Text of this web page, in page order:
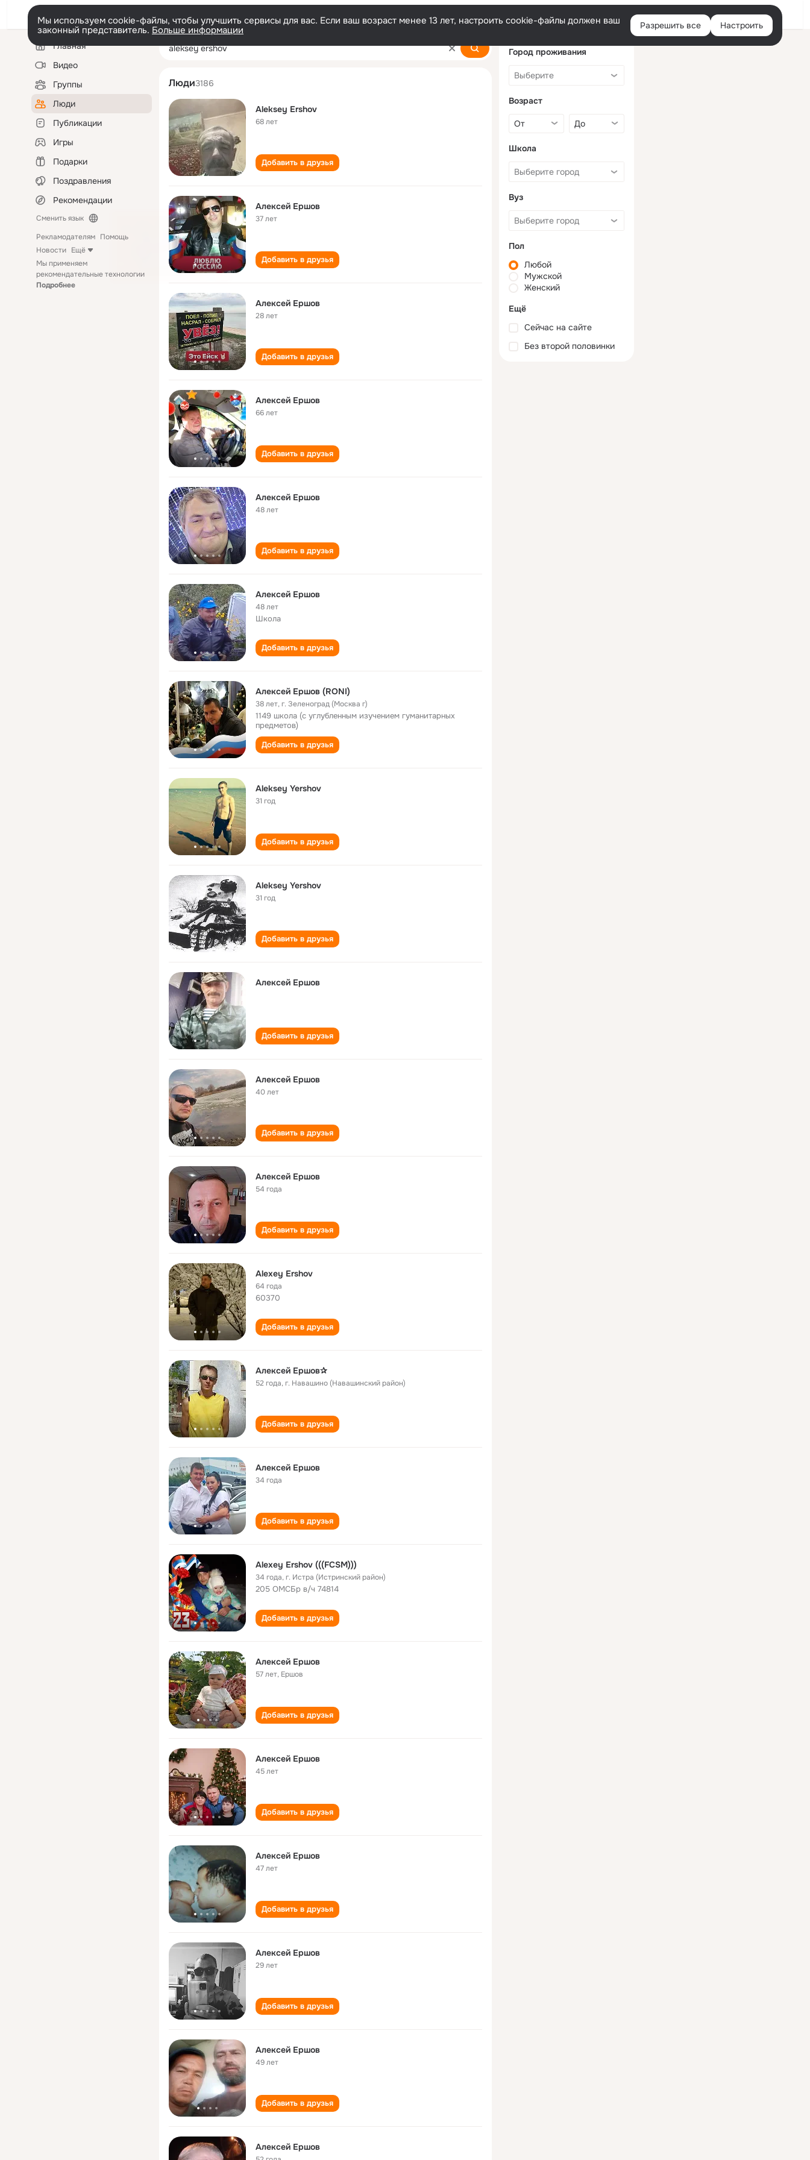
Войти
Мы используем cookie-файлы, чтобы улучшить сервисы для вас. Если ваш возраст менее 13 лет, настроить cookie-файлы должен ваш
законный представитель. Больше информации Разрешить все Настроить
Левая
колонкаГлавная
Видео
Группы
Люди
Публикации
Игры
Подарки
Поздравления
Рекомендации
Сменить язык
Рекламодателям Помощь
Новости Ещё
Мы применяем
рекомендательные технологии
Подробнее
aleksey ershov
Люди3186
Aleksey Ershov
68 лет
Добавить в друзья
Алексей Ершов
37 лет
Добавить в друзья
Алексей Ершов
28 лет
Добавить в друзья
Алексей Ершов
66 лет
Добавить в друзья
Алексей Ершов
48 лет
Добавить в друзья
Алексей Ершов
48 лет
Школа
Добавить в друзья
Алексей Ершов (RONI)
38 лет,г. Зеленоград (Москва г)
1149 школа (с углубленным изучением гуманитарных
предметов)
Добавить в друзья
Aleksey Yershov
31 год
Добавить в друзья
Aleksey Yershov
31 год
Добавить в друзья
Алексей Ершов
Добавить в друзья
Алексей Ершов
40 лет
Добавить в друзья
Алексей Ершов
54 года
Добавить в друзья
Alexey Ershov
64 года
60370
Добавить в друзья
Алексей Ершов✰
52 года,г. Навашино (Навашинский район)
Добавить в друзья
Алексей Ершов
34 года
Добавить в друзья
Alexey Ershov (((FCSM)))
34 года,г. Истра (Истринский район)
205 ОМСБр в/ч 74814
Добавить в друзья
Алексей Ершов
57 лет, Ершов
Добавить в друзья
Алексей Ершов
45 лет
Добавить в друзья
Алексей Ершов
47 лет
Добавить в друзья
Алексей Ершов
29 лет
Добавить в друзья
Алексей Ершов
49 лет
Добавить в друзья
Алексей Ершов
Город проживания
Возраст
Школа
Вуз
Пол
Любой
Мужской
Женский
Ещё
Сейчас на сайте
Без второй половинки